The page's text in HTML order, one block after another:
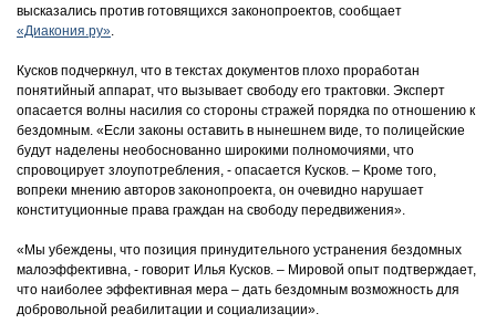
высказались против готовящихся законопроектов, сообщает
«Диакония.ру»
Кусков подчеркнул, что в текстах документов плохо проработан
понятийный аппарат, что вызывает свободу его трактовки. Эксперт
опасается волны насилия со стороны стражей порядка по отношению к
бездомным. «Если законы оставить в нынешнем виде, то полицейские
будут наделены необоснованно широкими полномочиями, что
спровоцирует злоупотребления, - опасается Кусков. – Кроме того,
вопреки мнению авторов законопроекта, он очевидно нарушает
конституционные права граждан на свободу передвижения».
«Мы убеждены, что позиция принудительного устранения бездомных
малоэффективна, - говорит Илья Кусков. – Мировой опыт подтверждает,
что наиболее эффективная мера – дать бездомным возможность для
добровольной реабилитации и социализации».